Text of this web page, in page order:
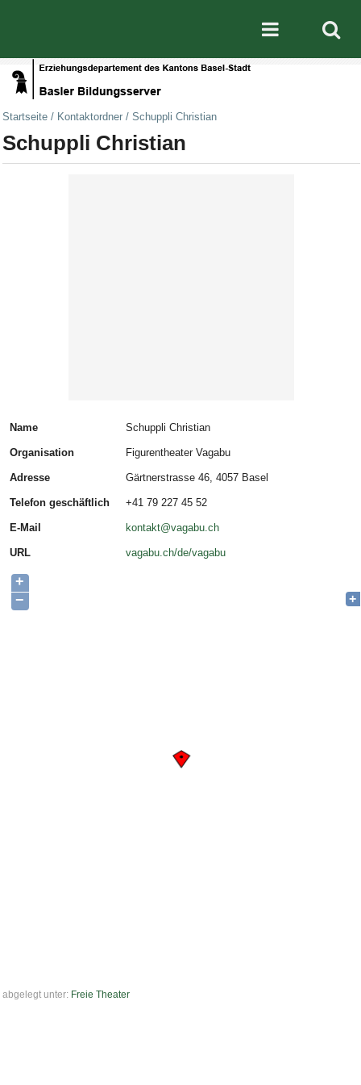
Mobile
Startseite / Kontaktordner / Schuppli Christian
Schuppli Christian
Name Schuppli Christian
Organisation Figurentheater Vagabu
Adresse Gärtnerstrasse 46, 4057 Basel
Telefon geschäftlich +41 79 227 45 52
E-Mail kontakt@vagabu.ch
URL vagabu.ch/de/vagabu
+
−
abgelegt unter: Freie Theater